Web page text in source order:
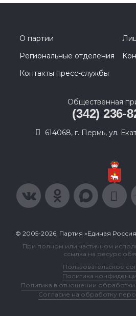
О партии
Региональные отделения
Контакты пресс-службы
Общественная
(342) 236-
614068, г. Пермь, ул.
© 2005-2026, Партия «Единая
При полном или частичном
ссылка на ресурс
Пользовательское
Политика
Политика в отношении
Согласие на обработку